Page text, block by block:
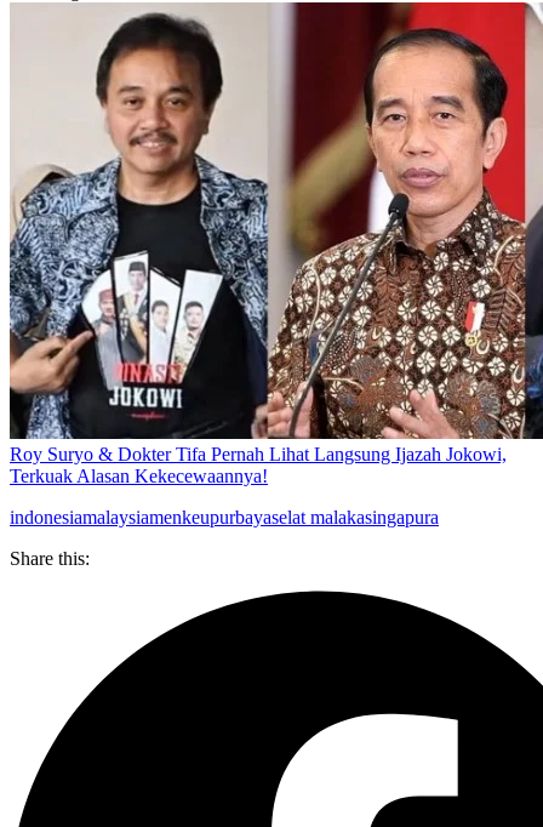
Roy Suryo & Dokter Tifa Pernah Lihat Langsung Ijazah Jokowi,
Terkuak Alasan Kekecewaannya!
indonesiamalaysiamenkeupurbayaselat malakasingapura
Share this: